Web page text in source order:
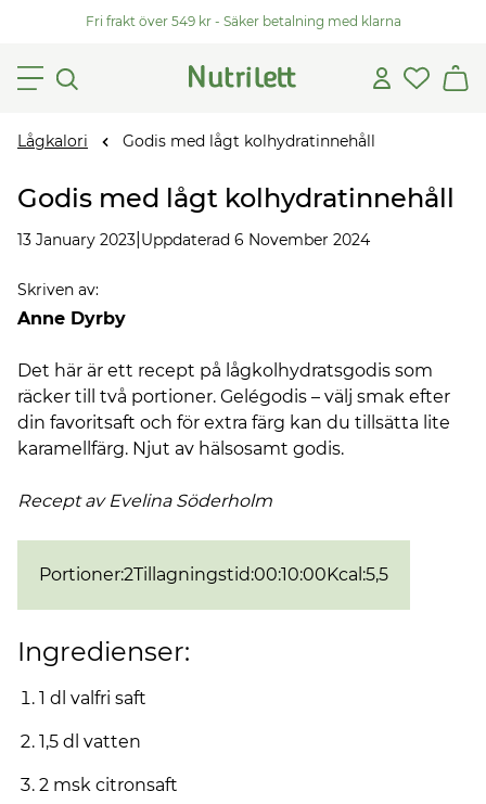
Fri frakt över 549 kr - Säker betalning med klarna
Lågkalori Godis med lågt kolhydratinnehåll
Godis med lågt kolhydratinnehåll
13 January 2023 Uppdaterad 6 November 2024
Skriven av:
Anne Dyrby
Det här är ett recept på lågkolhydratsgodis som
räcker till två portioner. Gelégodis – välj smak efter
din favoritsaft och för extra färg kan du tillsätta lite
karamellfärg. Njut av hälsosamt godis.
Recept av Evelina Söderholm
Portioner:2Tillagningstid:00:10:00Kcal :5,5
Ingredienser:
1 dl valfri saft
1,5 dl vatten
2 msk citronsaft